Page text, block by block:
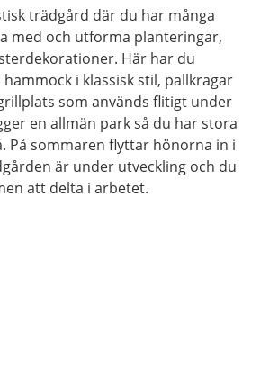
trädgård där du har många
med och utforma planteringar,
Här har du
i klassisk stil, pallkragar
som används flitigt under
en allmän park så du har stora
På sommaren flyttar hönorna in i
är under utveckling och du
att delta i arbetet.